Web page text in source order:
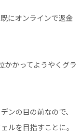
にオンラインで返金
かかってようやくグラ
ンの目の前なので、
ルを目指すことに。